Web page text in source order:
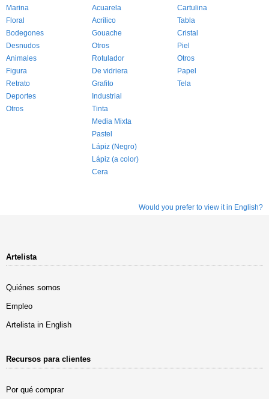
Marina
Floral
Bodegones
Desnudos
Animales
Figura
Retrato
Deportes
Otros
Acuarela
Acrílico
Gouache
Otros
Rotulador
De vidriera
Grafito
Industrial
Tinta
Media Mixta
Pastel
Lápiz (Negro)
Lápiz (a color)
Cera
Cartulina
Tabla
Cristal
Piel
Otros
Papel
Tela
Would you prefer to view it in English?
Artelista
Quiénes somos
Empleo
Artelista in English
Recursos para clientes
Por qué comprar